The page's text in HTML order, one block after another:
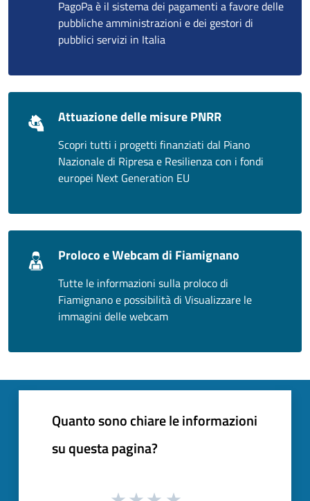
PagoPa è il sistema dei pagamenti a favore delle
pubbliche amministrazioni e dei gestori di
pubblici servizi in Italia
Attuazione delle misure PNRR
Scopri tutti i progetti finanziati dal Piano
Nazionale di Ripresa e Resilienza con i fondi
europei Next Generation EU
Proloco e Webcam di Fiamignano
Tutte le informazioni sulla proloco di
Fiamignano e possibilità di Visualizzare le
immagini delle webcam
Quanto sono chiare le informazioni
su questa pagina?